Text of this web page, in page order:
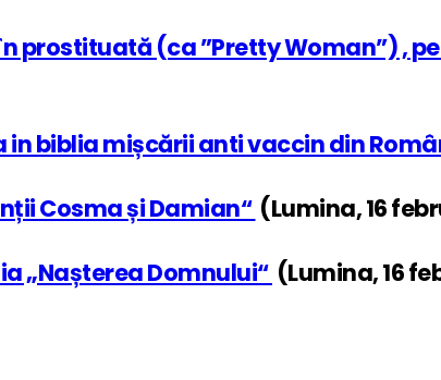
prostituată (ca ”Pretty Woman”) ,
biblia mișcării anti vaccin din
Cosma și Damian“ (Lumina, 16
„Nașterea Domnului“ (Lumina, 16